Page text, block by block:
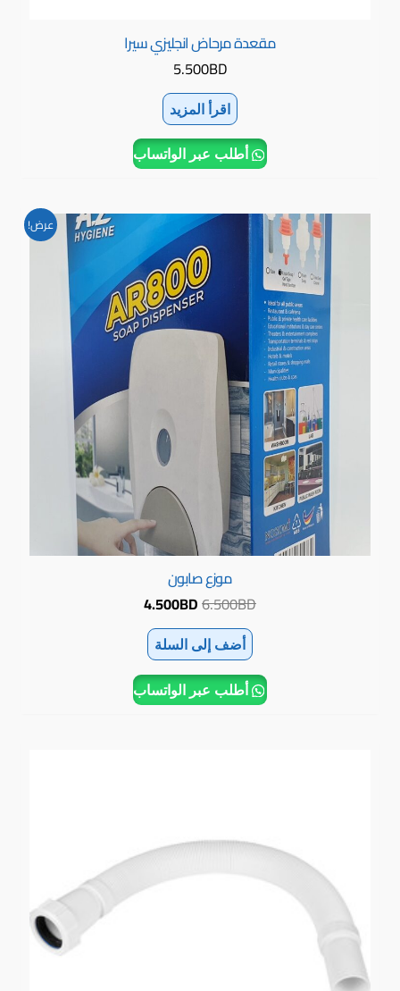
مقعدة مرحاض انجليزي سيرا
5.500BD
اقرأ المزيد
أطلب عبر الواتساب
عرض!
موزع صابون
6.500BD
السعر
الأصلي
هو:
6.500BD.
4.500BD
السعر
الحالي
هو:
4.500BD.
أضف إلى السلة
أطلب عبر الواتساب